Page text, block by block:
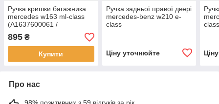
Ручка кришки багажника
mercedes w163 ml-сlass
(A1637600061 /
A4147601361)
895 ₴
Купити
Ручка задньої правої двері
mercedes-benz w210 e-
class
Ціну уточнюйте
Про нас